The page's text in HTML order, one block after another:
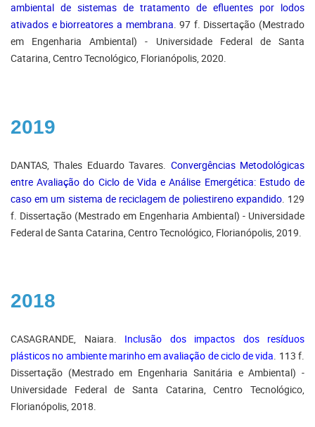
ambiental de sistemas de tratamento de efluentes por lodos
ativados e biorreatores a membrana. 97 f. Dissertação (Mestrado
em Engenharia Ambiental) - Universidade Federal de Santa
Catarina, Centro Tecnológico, Florianópolis, 2020.
2019
DANTAS, Thales Eduardo Tavares. Convergências Metodológicas
entre Avaliação do Ciclo de Vida e Análise Emergética: Estudo de
caso em um sistema de reciclagem de poliestireno expandido. 129
f. Dissertação (Mestrado em Engenharia Ambiental) - Universidade
Federal de Santa Catarina, Centro Tecnológico, Florianópolis, 2019.
2018
CASAGRANDE, Naiara. Inclusão dos impactos dos resíduos
plásticos no ambiente marinho em avaliação de ciclo de vida. 113 f.
Dissertação (Mestrado em Engenharia Sanitária e Ambiental) -
Universidade Federal de Santa Catarina, Centro Tecnológico,
Florianópolis, 2018.